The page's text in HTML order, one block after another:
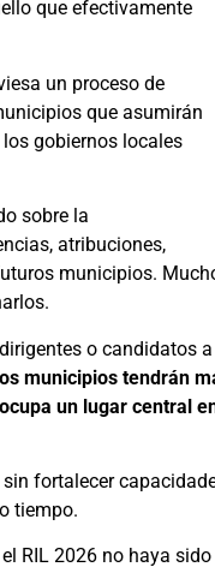
que efectivamente
un proceso de
que asumirán
gobiernos locales
sobre la
atribuciones,
municipios.
o candidatos a
municipios tendrán
un lugar central
fortalecer
tiempo.
RIL 2026 no haya sido